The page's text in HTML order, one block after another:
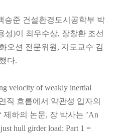
승준 건설환경도시공학부 박
성)이 최우수상, 장창환 조선
오션 전문위원, 지도교수 김
다.
velocity of weakly inertial
직 흐름에서 약관성 입자의
제하의 논문, 장 박사는 ’An
hull girder load: Part 1 =